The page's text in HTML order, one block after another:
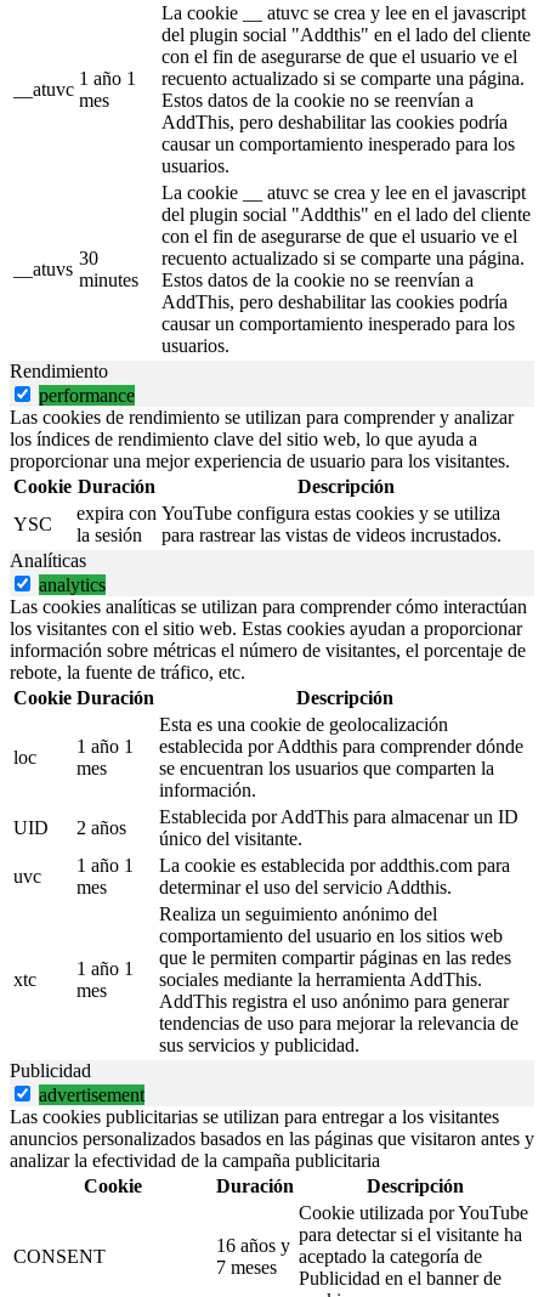
__atuvc
1 año 1
mes
La cookie __ atuvc se crea y lee en el javascript
del plugin social "Addthis" en el lado del cliente
con el fin de asegurarse de que el usuario ve el
recuento actualizado si se comparte una página.
Estos datos de la cookie no se reenvían a
AddThis, pero deshabilitar las cookies podría
causar un comportamiento inesperado para los
usuarios.
__atuvs
30
minutes
La cookie __ atuvc se crea y lee en el javascript
del plugin social "Addthis" en el lado del cliente
con el fin de asegurarse de que el usuario ve el
recuento actualizado si se comparte una página.
Estos datos de la cookie no se reenvían a
AddThis, pero deshabilitar las cookies podría
causar un comportamiento inesperado para los
usuarios.
Rendimiento
performance
Las cookies de rendimiento se utilizan para comprender y analizar
los índices de rendimiento clave del sitio web, lo que ayuda a
proporcionar una mejor experiencia de usuario para los visitantes.
Cookie Duración
Descripción
YSC
expira con
la sesión
YouTube configura estas cookies y se utiliza
para rastrear las vistas de videos incrustados.
Analíticas
analytics
Las cookies analíticas se utilizan para comprender cómo interactúan
los visitantes con el sitio web. Estas cookies ayudan a proporcionar
información sobre métricas el número de visitantes, el porcentaje de
rebote, la fuente de tráfico, etc.
Cookie Duración Descripción
loc
1 año 1
mes
Esta es una cookie de geolocalización
establecida por Addthis para comprender dónde
se encuentran los usuarios que comparten la
información.
UID
2 años
Establecida por AddThis para almacenar un ID
único del visitante.
uvc
1 año 1
mes
La cookie es establecida por addthis.com para
determinar el uso del servicio Addthis.
xtc
1 año 1
mes
Realiza un seguimiento anónimo del
comportamiento del usuario en los sitios web
que le permiten compartir páginas en las redes
sociales mediante la herramienta AddThis.
AddThis registra el uso anónimo para generar
tendencias de uso para mejorar la relevancia de
sus servicios y publicidad.
Publicidad
advertisement
Las cookies publicitarias se utilizan para entregar a los visitantes
anuncios personalizados basados en las páginas que visitaron antes y
analizar la efectividad de la campaña publicitaria
Cookie
Duración Descripción
CONSENT
16 años y
7 meses
Cookie utilizada por YouTube
para detectar si el visitante ha
aceptado la categoría de
Publicidad en el banner de